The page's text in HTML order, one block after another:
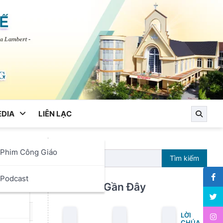
Phim Công Giáo
Podcast
LIÊN LẠC
Tìm kiếm
Bài Viết Gần Đây
LỜI